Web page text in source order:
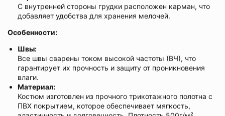
С внутренней стороны грудки расположен карман, что
добавляет удобства для хранения мелочей.
Особенности:
Швы:
Все швы сварены током высокой частоты (ВЧ), что
гарантирует их прочность и защиту от проникновения
влаги.
Материал:
Костюм изготовлен из прочного трикотажного полотна с
ПВХ покрытием, которое обеспечивает мягкость,